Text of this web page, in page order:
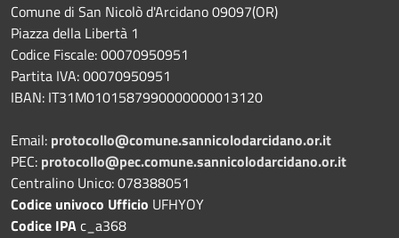
Comune di San Nicolò d'Arcidano 09097(OR)
Piazza della Libertà 1
Codice Fiscale: 00070950951
Partita IVA: 00070950951
IBAN: IT31M0101587990000000013120
Email: protocollo@comune.sannicolodarcidano.or.it
PEC: protocollo@pec.comune.sannicolodarcidano.or.it
Centralino Unico: 078388051
Codice univoco Ufficio UFHYOY
Codice IPAc_a368